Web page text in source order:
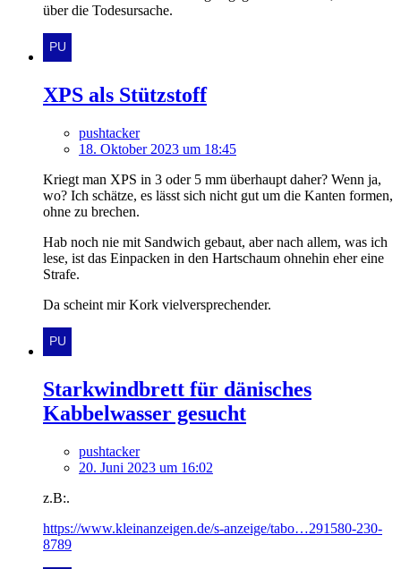
über die Todesursache.
XPS als Stützstoff
pushtacker
18. Oktober 2023 um 18:45
Kriegt man XPS in 3 oder 5 mm überhaupt daher? Wenn ja,
wo? Ich schätze, es lässt sich nicht gut um die Kanten formen,
ohne zu brechen.
Hab noch nie mit Sandwich gebaut, aber nach allem, was ich
lese, ist das Einpacken in den Hartschaum ohnehin eher eine
Strafe.
Da scheint mir Kork vielversprechender.
Starkwindbrett für dänisches
Kabbelwasser gesucht
pushtacker
20. Juni 2023 um 16:02
z.B:.
https://www.kleinanzeigen.de/s-anzeige/tabo…291580-230-
8789